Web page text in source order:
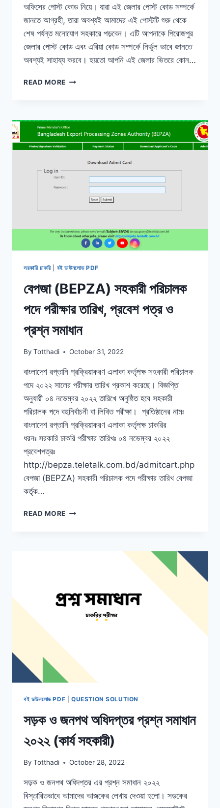
অফিসের পোস্ট কোড নিয়ে। যারা এই জেলার পোস্ট কোড সম্পর্কে
জানতে আগ্রহী, তারা অবশ্যই আমাদের এই পোস্টটি শুরু থেকে
শেষ পর্যন্ত মনোযোগ সহকারে পড়বেন। এটি আপনাকে পিরোজপুর
জেলার পোস্ট কোড এবং এরিয়া কোড সম্পর্কে নির্ভুল ভাবে জানতে
অবশ্যই সাহায্য করবে। হয়তো আপনি এই জেলার ভিতরে কোন…
READ MORE পিরোজপুর
ও
এরিয়া
কোড
সরকারি চাকরি| বই ডাউনলোড PDF
বেপজা (BEPZA) সহকারী পরিচালক
পদে পরীক্ষার তারিখ, প্রবেশ পত্র ও
প্রশ্ন সমাধান
By Totthadi October 31, 2022
বাংলাদেশ রপ্তানি প্রক্রিয়াকরণ এলাকা কর্তৃপক্ষ সহকারী পরিচালক
পদে ২০২২ সালের পরীক্ষার তারিখ প্রকাশ করেছে। বিজ্ঞপ্তি
অনুযায়ী ০৪ নভেম্বর ২০২২ তারিখে অনুষ্ঠিত হবে সহকারী
পরিচালক পদে বহুনির্বাচনী বা লিখিত পরীক্ষা। প্রতিষ্ঠানের নামঃ
বাংলাদেশ রপ্তানি প্রক্রিয়াকরণ এলাকা কর্তৃপক্ষ চাকরির
ধরনঃ সরকারি চাকরি পরীক্ষার তারিখঃ ০৪ নভেম্বর ২০২২
প্রবেশপত্রঃ
http://bepza.teletalk.com.bd/admitcart.php
বেপজা (BEPZA) সহকারী পরিচালক পদে পরীক্ষার তারিখ বেপজা
কর্তৃক…
READ MORE বেপজা
পত্র
ও
বই ডাউনলোড PDF QUESTION SOLUTION
সড়ক ও জনপথ অধিদপ্তর প্রশ্ন সমাধান
২০২২ (কার্য সহকারী)
By Totthadi October 28, 2022
সড়ক ও জনপথ অধিদপ্তর এর প্রশ্ন সমাধান ২০২২
বিস্তারিতভাবে আমাদের আজকের লেখায় দেওয়া হলো। সড়কের